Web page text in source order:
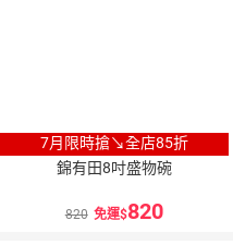
7月限時搶↘全店85折
錦有田8吋盛物碗
820 免運 820